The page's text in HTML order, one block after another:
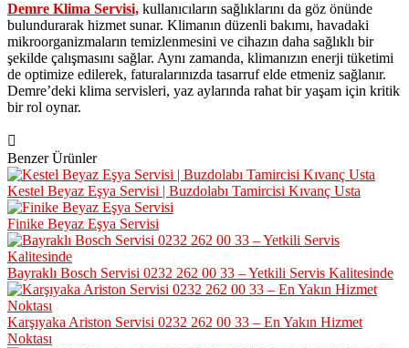
Demre Klima Servisi, kullanıcıların sağlıklarını da göz önünde
bulundurarak hizmet sunar. Klimanın düzenli bakımı, havadaki
mikroorganizmaların temizlenmesini ve cihazın daha sağlıklı bir
şekilde çalışmasını sağlar. Aynı zamanda, klimanızın enerji tüketimi
de optimize edilerek, faturalarınızda tasarruf elde etmeniz sağlanır.
Demre’deki klima servisleri, yaz aylarında rahat bir yaşam için kritik
bir rol oynar.
Benzer Ürünler
Kestel Beyaz Eşya Servisi | Buzdolabı Tamircisi Kıvanç Usta
Finike Beyaz Eşya Servisi
Bayraklı Bosch Servisi 0232 262 00 33 – Yetkili Servis Kalitesinde
Karşıyaka Ariston Servisi 0232 262 00 33 – En Yakın Hizmet
Noktası